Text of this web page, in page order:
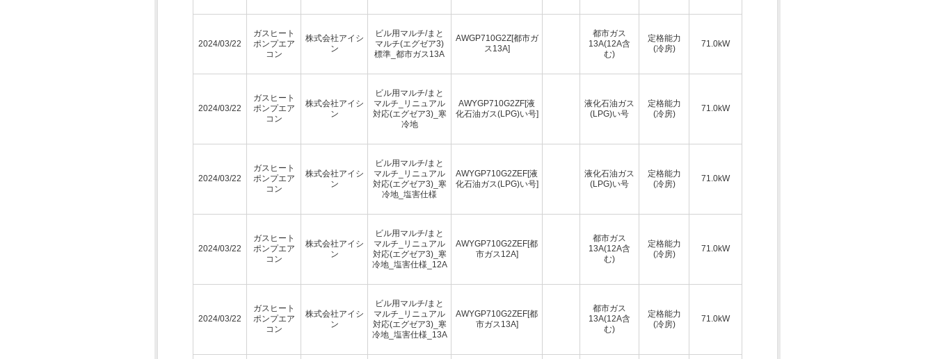
2024/03/22
ガスヒート
ポンプエア
コン
株式会社アイシ
ン
ビル用マルチ/まと
マルチ(エグゼア3)
標準_都市ガス13A
AWGP710G2Z[都市ガ
ス13A]
都市ガス
13A(12A含
む)
定格能力
(冷房)
71.0kW
2024/03/22
ガスヒート
ポンプエア
コン
株式会社アイシ
ン
ビル用マルチ/まと
マルチ_リニュアル
対応(エグゼア3)_寒
冷地
AWYGP710G2ZF[液
化石油ガス(LPG)い号]
液化石油ガス
(LPG)い号
定格能力
(冷房)
71.0kW
2024/03/22
ガスヒート
ポンプエア
コン
株式会社アイシ
ン
ビル用マルチ/まと
マルチ_リニュアル
対応(エグゼア3)_寒
冷地_塩害仕様
AWYGP710G2ZEF[液
化石油ガス(LPG)い号]
液化石油ガス
(LPG)い号
定格能力
(冷房)
71.0kW
2024/03/22
ガスヒート
ポンプエア
コン
株式会社アイシ
ン
ビル用マルチ/まと
マルチ_リニュアル
対応(エグゼア3)_寒
冷地_塩害仕様_12A
AWYGP710G2ZEF[都
市ガス12A]
都市ガス
13A(12A含
む)
定格能力
(冷房)
71.0kW
2024/03/22
ガスヒート
ポンプエア
コン
株式会社アイシ
ン
ビル用マルチ/まと
マルチ_リニュアル
対応(エグゼア3)_寒
冷地_塩害仕様_13A
AWYGP710G2ZEF[都
市ガス13A]
都市ガス
13A(12A含
む)
定格能力
(冷房)
71.0kW